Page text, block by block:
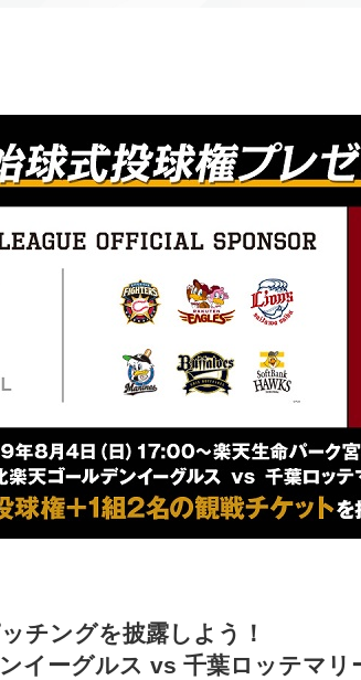
チングを披露しよう！
ンイーグルス vs 千葉ロッテマ